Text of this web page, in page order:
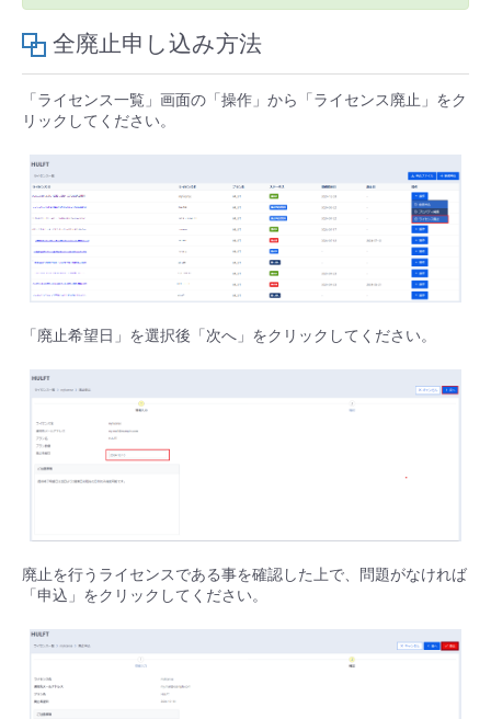
モニタリング/監査
サポート
すべてのメニューを見る
IoT
モニタリング/監査
管理機能
すべてのメニューを見る
クラウド/サーバー
ネットワーク
モニタリング/監査
サポート
- 管理機能
■ セットアップガイド
- 新規お申し込み方法
- 初期設定・確認
- ユーザー機能の管理
- 登録情報の管理
- APIリファレンス
- クラウド / サーバー
- Flexible InterConnect
- Flexible Remote Access
- バックアップ
- セキュリティ・監査
- IoT
- マルチクラウド利用
- ITインフラストラクチャー
故障/メンテナンス情報
サービス稼働状況
メンテナンス予定
定期メンテナンス
パートナー
販売パートナー向けプログラム
協業パートナー
トレーニング/操作動画
脱炭素化
全廃止申し込み方法
「ライセンス一覧」画面の「操作」から「ライセンス廃止」をク
リックしてください。
「廃止希望日」を選択後「次へ」をクリックしてください。
廃止を行うライセンスである事を確認した上で、問題がなければ
「申込」をクリックしてください。